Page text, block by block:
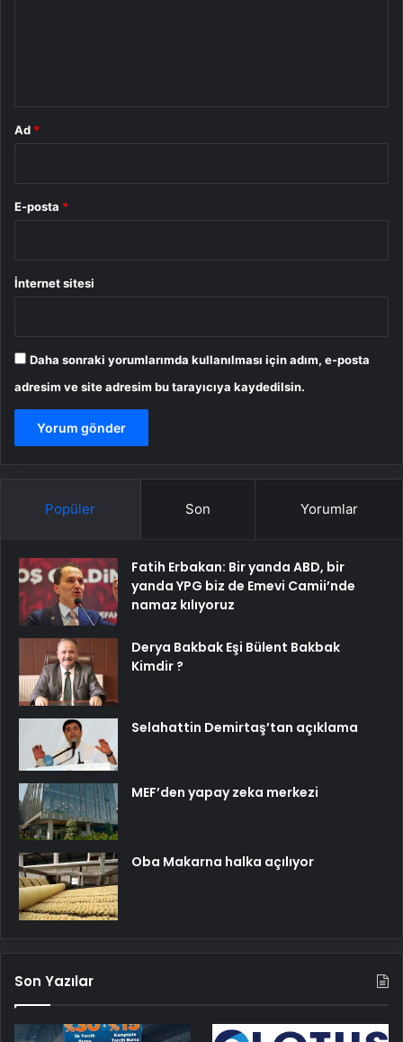
Ad *
E-posta *
İnternet sitesi
Daha sonraki yorumlarımda kullanılması için adım, e-posta
adresim ve site adresim bu tarayıcıya kaydedilsin.
Popüler Son Yorumlar
Fatih Erbakan: Bir yanda ABD, bir
yanda YPG biz de Emevi Camii’nde
namaz kılıyoruz
Derya Bakbak Eşi Bülent Bakbak
Kimdir ?
Selahattin Demirtaş’tan açıklama
MEF’den yapay zeka merkezi
Oba Makarna halka açılıyor
Son Yazılar